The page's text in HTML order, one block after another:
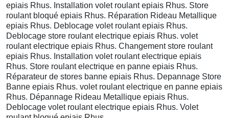
epiais Rhus. Installation volet roulant epiais Rhus. Store
roulant bloqué epiais Rhus. Réparation Rideau Metallique
epiais Rhus. Deblocage volet roulant epiais Rhus.
Deblocage store roulant electrique epiais Rhus. volet
roulant electrique epiais Rhus. Changement store roulant
epiais Rhus. Installation volet roulant electrique epiais
Rhus. Store roulant electrique en panne epiais Rhus.
Réparateur de stores banne epiais Rhus. Depannage Store
Banne epiais Rhus. volet roulant electrique en panne epiais
Rhus. Dépannage Rideau Metallique epiais Rhus.
Deblocage volet roulant electrique epiais Rhus. Volet